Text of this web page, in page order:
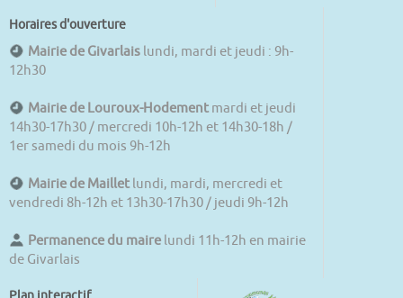
Horaires d'ouverture
Mairie de Givarlais lundi, mardi et jeudi : 9h-
12h30
Mairie de Louroux-Hodement mardi et jeudi
14h30-17h30 / mercredi 10h-12h et 14h30-18h /
1er samedi du mois 9h-12h
Mairie de Maillet lundi, mardi, mercredi et
vendredi 8h-12h et 13h30-17h30 / jeudi 9h-12h
Permanence du maire lundi 11h-12h en mairie
de Givarlais